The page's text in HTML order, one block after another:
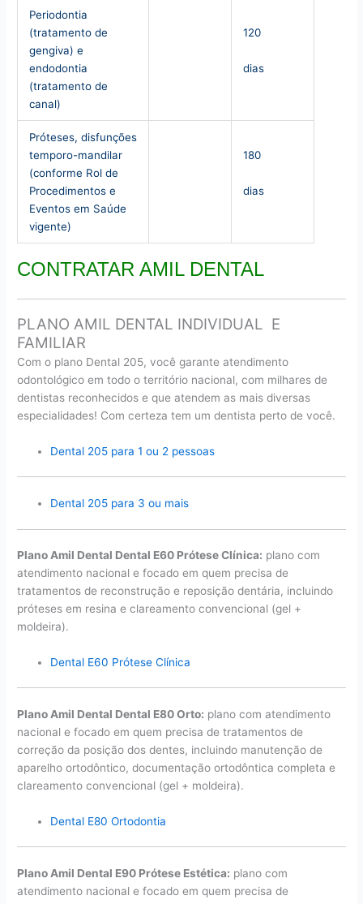
Periodontia
(tratamento de
gengiva) e
endodontia
(tratamento de
canal)
120
dias
Próteses, disfunções
temporo-mandilar
(conforme Rol de
Procedimentos e
Eventos em Saúde
vigente)
180
dias
CONTRATAR AMIL DENTAL
PLANO AMIL DENTAL INDIVIDUAL E
FAMILIAR
Com o plano Dental 205, você garante atendimento
odontológico em todo o território nacional, com milhares de
dentistas reconhecidos e que atendem as mais diversas
especialidades! Com certeza tem um dentista perto de você.
Dental 205 para 1 ou 2 pessoas
Dental 205 para 3 ou mais
Plano Amil Dental Dental E60 Prótese Clínica: plano com
atendimento nacional e focado em quem precisa de
tratamentos de reconstrução e reposição dentária, incluindo
próteses em resina e clareamento convencional (gel +
moldeira).
Dental E60 Prótese Clínica
Plano Amil Dental Dental E80 Orto: plano com atendimento
nacional e focado em quem precisa de tratamentos de
correção da posição dos dentes, incluindo manutenção de
aparelho ortodôntico, documentação ortodôntica completa e
clareamento convencional (gel + moldeira).
Dental E80 Ortodontia
Plano Amil Dental E90 Prótese Estética: plano com
atendimento nacional e focado em quem precisa de